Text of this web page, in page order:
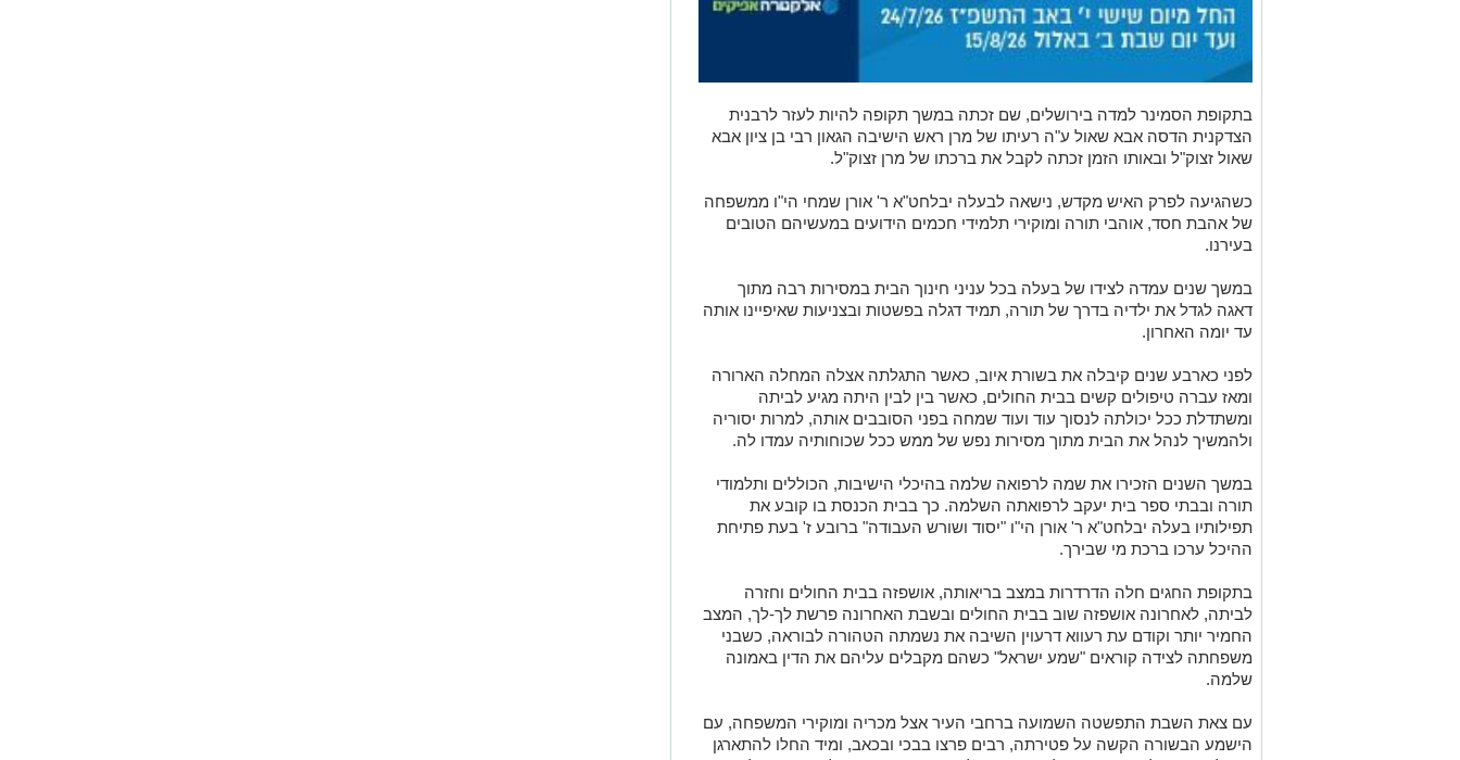
בתקופת הסמינר למדה בירושלים, שם זכתה במשך תקופה להיות לעזר לרבנית
הצדקנית הדסה אבא שאול ע"ה רעיתו של מרן ראש הישיבה הגאון רבי בן ציון אבא
שאול זצוק"ל ובאותו הזמן זכתה לקבל את ברכתו של מרן זצוק"ל.
כשהגיעה לפרק האיש מקדש, נישאה לבעלה יבלחט"א ר' אורן שמחי הי"ו ממשפחה
של אהבת חסד, אוהבי תורה ומוקירי תלמידי חכמים הידועים במעשיהם הטובים
בעירנו.
במשך שנים עמדה לצידו של בעלה בכל עניני חינוך הבית במסירות רבה מתוך
דאגה לגדל את ילדיה בדרך של תורה, תמיד דגלה בפשטות ובצניעות שאיפיינו אותה
עד יומה האחרון.
לפני כארבע שנים קיבלה את בשורת איוב, כאשר התגלתה אצלה המחלה הארורה
ומאז עברה טיפולים קשים בבית החולים, כאשר בין לבין היתה מגיע לביתה
ומשתדלת ככל יכולתה לנסוך עוד ועוד שמחה בפני הסובבים אותה, למרות יסוריה
ולהמשיך לנהל את הבית מתוך מסירות נפש של ממש ככל שכוחותיה עמדו לה.
במשך השנים הזכירו את שמה לרפואה שלמה בהיכלי הישיבות, הכוללים ותלמודי
תורה ובבתי ספר בית יעקב לרפואתה השלמה. כך בבית הכנסת בו קובע את
תפילותיו בעלה יבלחט"א ר' אורן הי"ו "יסוד ושורש העבודה" ברובע ז' בעת פתיחת
ההיכל ערכו ברכת מי שבירך.
בתקופת החגים חלה הדרדרות במצב בריאותה, אושפזה בבית החולים וחזרה
לביתה, לאחרונה אושפזה שוב בבית החולים ובשבת האחרונה פרשת לך-לך, המצב
החמיר יותר וקודם עת רעווא דרעוין השיבה את נשמתה הטהורה לבוראה, כשבני
משפחתה לצידה קוראים "שמע ישראל" כשהם מקבלים עליהם את הדין באמונה
שלמה.
עם צאת השבת התפשטה השמועה ברחבי העיר אצל מכריה ומוקירי המשפחה, עם
הישמע הבשורה הקשה על פטירתה, רבים פרצו בבכי ובכאב, ומיד החלו להתארגן